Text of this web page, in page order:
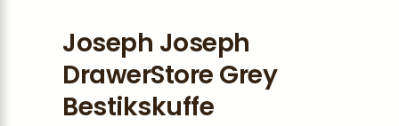
Joseph Joseph
DrawerStore Grey
Bestikskuffe